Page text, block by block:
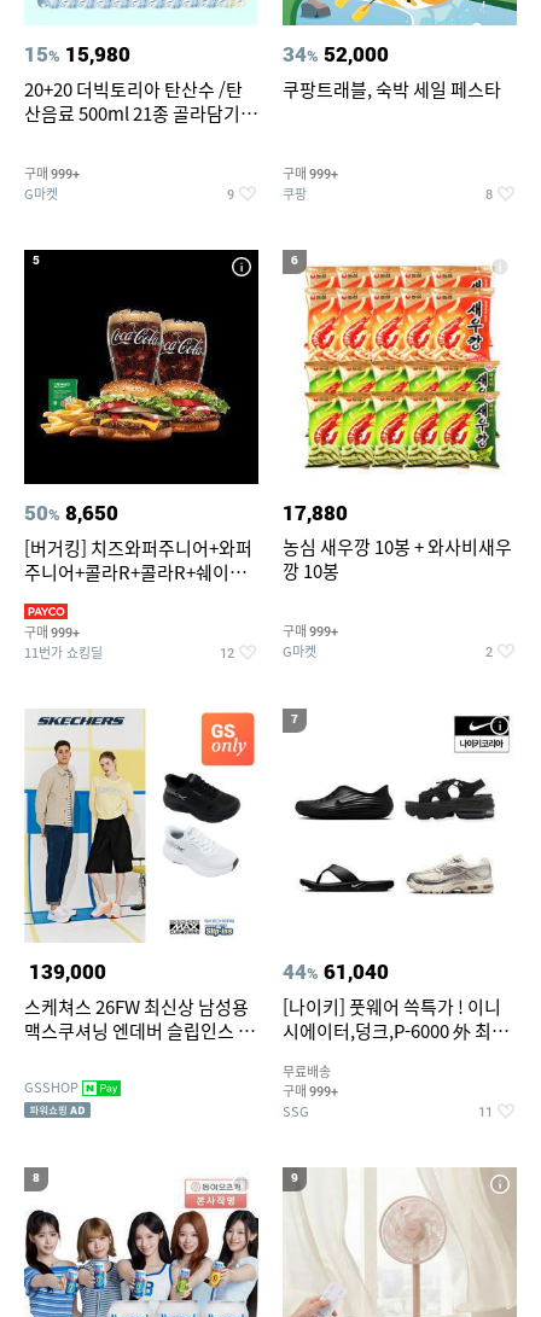
15% 15,980
20+20 더빅토리아 탄산수 /탄
산음료 500ml 21종 골라담기
구매 999+
G마켓 9
34% 52,000
쿠팡트래블, 숙박 세일 페스타
구매 999+
쿠팡 8
5
50% 8,650
[버거킹] 치즈와퍼주니어+와퍼
주니어+콜라R+콜라R+쉐이킹
구매 999+
11번가 쇼킹딜 12
6
17,880
농심 새우깡 10봉 + 와사비새우
깡 10봉
구매 999+
G마켓 2
139,000
스케쳐스 26FW 최신상 남성용
맥스쿠셔닝 엔데버 슬립인스 워
GSSHOP
7
44% 61,040
[나이키] 풋웨어 쓱특가 ! 이니
시에이터,덩크,P-6000 外 최대
무료배송
구매 999+
SSG 11
8 9